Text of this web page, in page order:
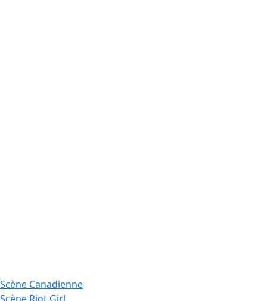
Scène Canadienne